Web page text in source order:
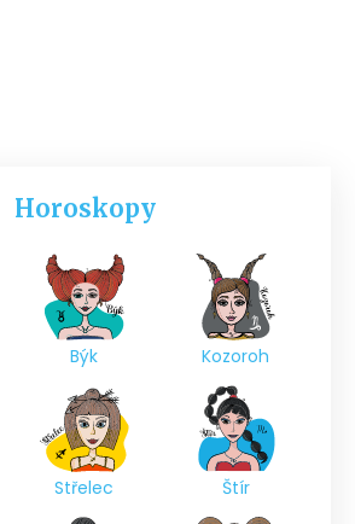
Horoskopy
Býk Kozoroh
Střelec Štír